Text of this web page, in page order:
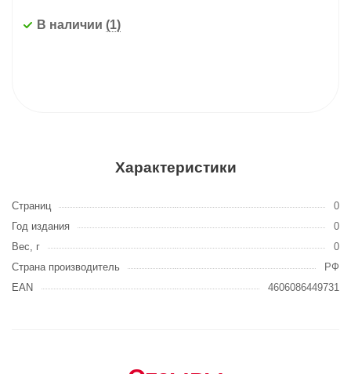
В наличии (1)
Характеристики
Страниц
0
Год издания
0
Вес, г
0
Страна производитель
РФ
EAN
4606086449731